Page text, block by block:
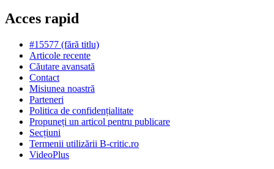
Acces rapid
#15577 (fără titlu)
Articole recente
Căutare avansată
Contact
Misiunea noastră
Parteneri
Politica de confidențialitate
Propuneți un articol pentru publicare
Secțiuni
Termenii utilizării B-critic.ro
VideoPlus